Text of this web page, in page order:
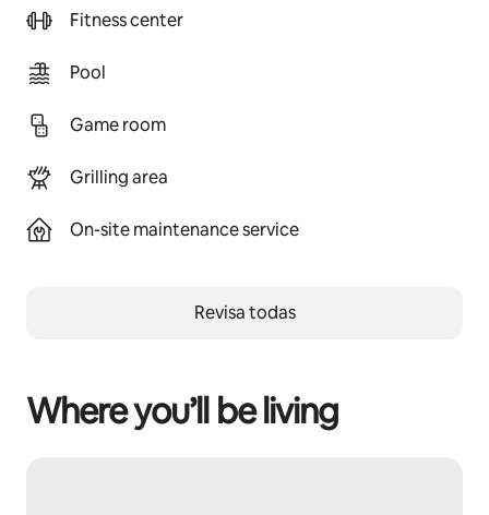
Fitness center
Pool
Game room
Grilling area
On-site maintenance service
Revisa todas
Where you’ll be living